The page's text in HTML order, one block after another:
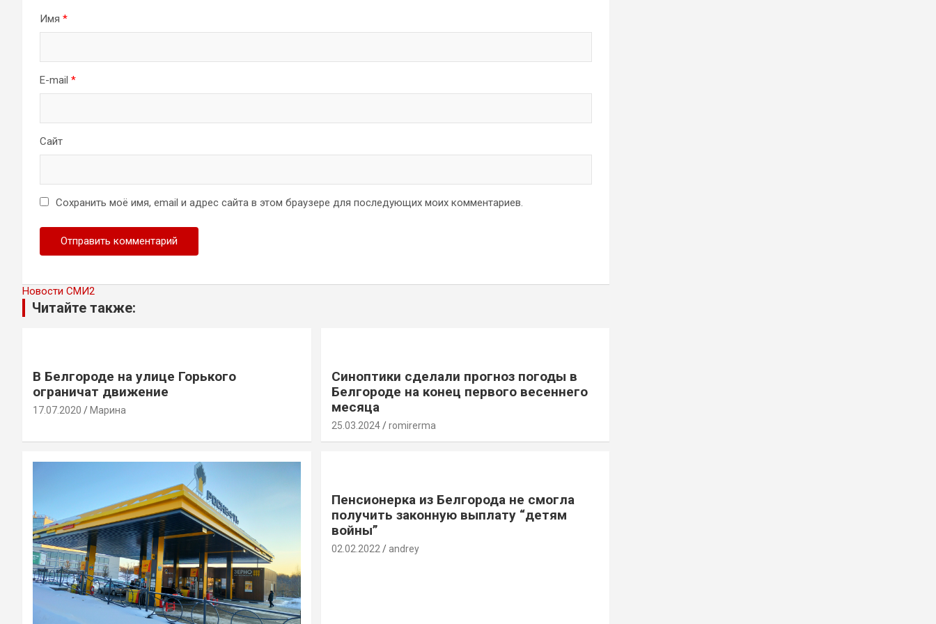
Имя *
E-mail *
Сайт
Сохранить моё имя, email и адрес сайта в этом браузере для последующих моих комментариев.
Новости СМИ2
Читайте также:
В Белгороде на улице Горького
ограничат движение
17.07.2020 Марина
Синоптики сделали прогноз погоды в
Белгороде на конец первого весеннего
месяца
25.03.2024 romirerma
Пенсионерка из Белгорода не смогла
получить законную выплату “детям
войны”
02.02.2022 andrey